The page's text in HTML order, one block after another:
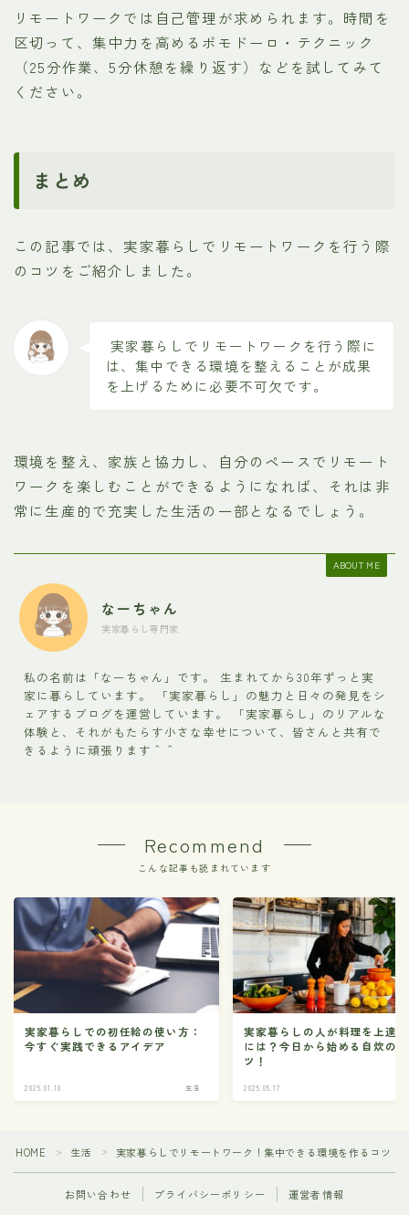
リモートワークでは自己管理が求められます。時間を
区切って、集中力を高めるポモドーロ・テクニック
（25分作業、5分休憩を繰り返す）などを試してみて
ください。
まとめ
この記事では、実家暮らしでリモートワークを行う際
のコツをご紹介しました。
実家暮らしでリモートワークを行う際に
は、集中できる環境を整えることが成果
を上げるために必要不可欠です。
環境を整え、家族と協力し、自分のペースでリモート
ワークを楽しむことができるようになれば、それは非
常に生産的で充実した生活の一部となるでしょう。
ABOUT ME
なーちゃん
実家暮らし専門家
私の名前は「なーちゃん」です。 生まれてから30年ずっと実
家に暮らしています。 「実家暮らし」の魅力と日々の発見をシ
ェアするブログを運営しています。 「実家暮らし」のリアルな
体験と、それがもたらす小さな幸せについて、皆さんと共有で
きるように頑張ります＾＾
Recommend
こんな記事も読まれています
実家暮らしでの初任給の使い方：
今すぐ実践できるアイデア
2025.01.10 生活
実家暮らしの人が料理を上達
には？今日から始める自炊のコ
ツ！
2025.05.17
HOME ＞ 生活 ＞ 実家暮らしでリモートワーク！集中できる環境を作るコツ！
お問い合わせ プライバシーポリシー 運営者情報